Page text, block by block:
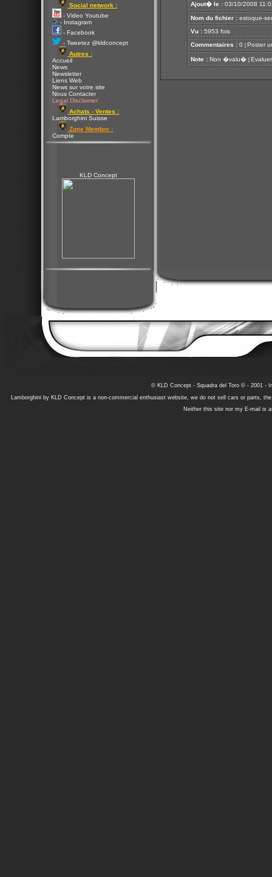
Social network :
- Video Youtube
- Instagram
- Facebook
- Tweetez @kldconcept
Autres :
Accueil
News
Newsletter
Liens Web
News sur votre site
Nous Contacter
Legal Disclaimer
Achats - Ventes :
Lamborghini Suisse
Zone Membre :
Compte
KLD Concept
Ajout� le : 03/10/2008
Nom du fichier : estoque-
Vu : 5953 fois
Commentaires : 0 [ Poster
Note : Non �valu� [ Evaluer
© KLD Concept - Squadra del Toro © - 2001 -
Lamborghini by KLD Concept is a non-commercial enthusiast website, we do not sell cars or parts,
Neither this site nor my E-mail is